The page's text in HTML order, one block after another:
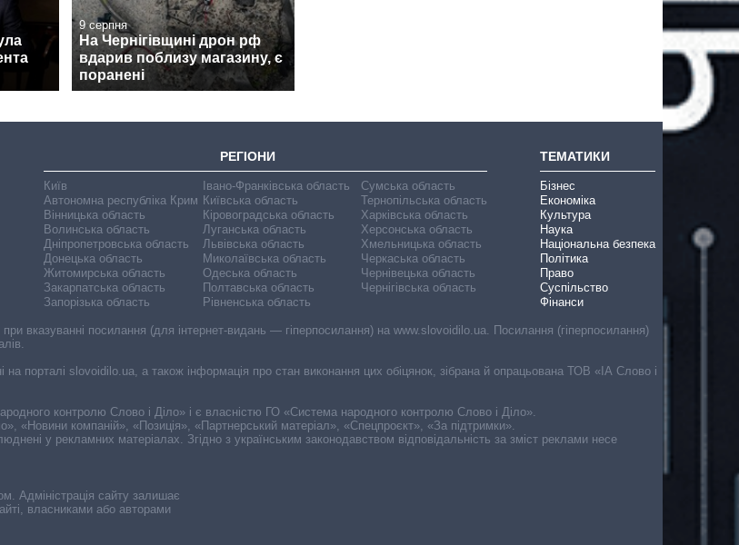
9 серпня
На Чернігівщині дрон рф
вдарив поблизу магазину, є
поранені
РЕГІОНИ
Київ
Автономна республіка Крим
Вінницька область
Волинська область
Дніпропетровська область
Донецька область
Житомирська область
Закарпатська область
Запорізька область
Івано-Франківська область
Київська область
Кіровоградська область
Луганська область
Львівська область
Миколаївська область
Одеська область
Полтавська область
Рівненська область
Сумська область
Тернопільська область
Харківська область
Херсонська область
Хмельницька область
Черкаська область
Чернівецька область
Чернігівська область
ТЕМАТИКИ
Бізнес
Економіка
Культура
Наука
Національна безпека
Політика
Право
Суспільство
Фінанси
Адміністрація сайту залишає
власниками або авторами
вказуванні посилання (для інтернет-видань — гіперпосилання) на www.slovoidilo.ua. Посилання (гіперпосилання)
на порталі slovoidilo.ua, а також інформація про стан виконання цих обіцянок, зібрана й опрацьована ТОВ «ІА Слово і
контролю Слово і Діло» і є власністю ГО «Система народного контролю Слово і Діло».
«Новини компаній», «Позиція», «Партнерський матеріал», «Спецпроєкт», «За підтримки».
у рекламних матеріалах. Згідно з українським законодавством відповідальність за зміст реклами несе